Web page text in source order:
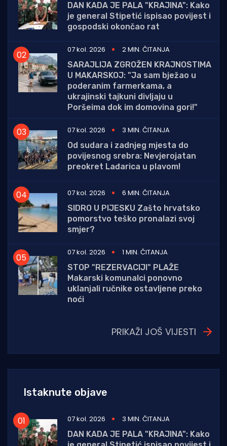
DAN KADA JE PALA "KRAJINA": Kako
je general Stipetić ispisao povijest i
gospodski okončao rat
07 kol. 2026
2 MIN. ČITANJA
SARAJLIJA ZGROŽEN KRAJNOSTIMA
U MAKARSKOJ: "Ja sam bježao u
poderanim farmerkama, a
ukrajinski tajkuni divljaju u
Poršeima dok im domovina gori!"
07 kol. 2026
3 MIN. ČITANJA
Od sudara i zadnjeg mjesta do
povijesnog srebra: Nevjerojatan
preokret Lađarica u plavom!
07 kol. 2026
6 MIN. ČITANJA
SIDRO U PIJESKU Zašto hrvatsko
pomorstvo teško pronalazi svoj
smjer?
07 kol. 2026
1 MIN. ČITANJA
STOP "REZERVACIJI" PLAŽE
Makarski komunalci ponovno
uklanjali ručnike ostavljene preko
noći
PRIKAŽI JOŠ VIJESTI
Istaknute objave
07 kol. 2026
3 MIN. ČITANJA
DAN KADA JE PALA "KRAJINA": Kako